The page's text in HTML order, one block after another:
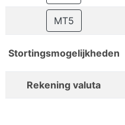
MT5
Stortingsmogelijkheden
Rekening valuta